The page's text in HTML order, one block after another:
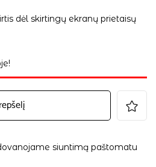
dėl skirtingų ekranų prietaisų
siuntimą paštomatu